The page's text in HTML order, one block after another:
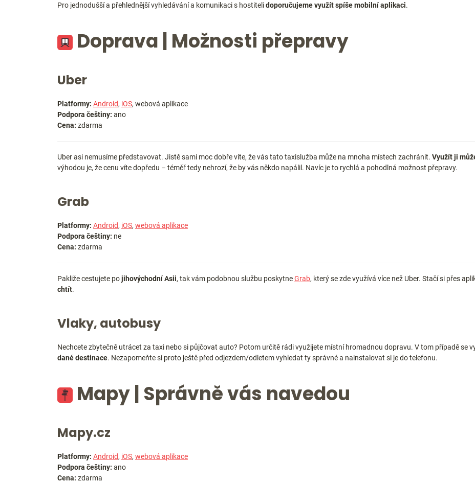
Pro jednodušší a přehlednější vyhledávání a komunikaci s hostitelidoporučujeme využít spíše mobilní aplikaci.
Doprava | Možnosti přepravy
Uber
Platformy: Android, iOS, webová aplikace
Podpora češtiny: ano
Cena: zdarma
Uber asi nemusíme představovat. Jistě sami moc dobře víte, že vás tato taxislužba může na mnoha místech zachránit. Využít ji
výhodou je, že cenu víte dopředu – téměř tedy nehrozí, že by vás někdo napálil. Navíc je to rychlá a pohodlná možnost přepravy.
Grab
Platformy: Android, iOS, webová aplikace
Podpora češtiny: ne
Cena: zdarma
Pakliže cestujete pojihovýchodní Asii, tak vám podobnou službu poskytneGrab, který se zde využívá více než Uber. Stačí si přes
chtít.
Vlaky, autobusy
Nechcete zbytečně utrácet za taxi nebo si půjčovat auto? Potom určitě rádi využijete místní hromadnou dopravu. V tom případě se
dané destinace. Nezapomeňte si proto ještě před odjezdem/odletem vyhledat ty správné a nainstalovat si je do telefonu.
Mapy | Správně vás navedou
Mapy.cz
Platformy: Android, iOS, webová aplikace
Podpora češtiny: ano
Cena: zdarma